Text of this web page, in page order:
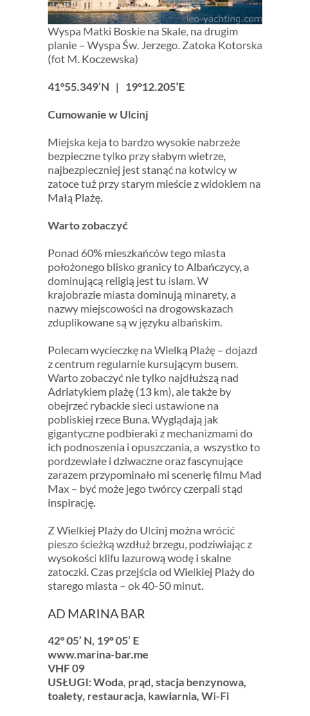
Wyspa Matki Boskie na Skale, na drugim
planie – Wyspa Św. Jerzego. Zatoka Kotorska
(fot M. Koczewska)
41°55.349’N | 19°12.205’E
Cumowanie w Ulcinj
Miejska keja to bardzo wysokie nabrzeże
bezpieczne tylko przy słabym wietrze,
najbezpieczniej jest stanąć na kotwicy w
zatoce tuż przy starym mieście z widokiem na
Małą Plażę.
Warto zobaczyć
Ponad 60% mieszkańców tego miasta
położonego blisko granicy to Albańczycy, a
dominującą religią jest tu islam. W
krajobrazie miasta dominują minarety, a
nazwy miejscowości na drogowskazach
zduplikowane są w języku albańskim.
Polecam wycieczkę na Wielką Plażę – dojazd
z centrum regularnie kursującym busem.
Warto zobaczyć nie tylko najdłuższą nad
Adriatykiem plażę (13 km), ale także by
obejrzeć rybackie sieci ustawione na
pobliskiej rzece Buna. Wyglądają jak
gigantyczne podbieraki z mechanizmami do
ich podnoszenia i opuszczania, a wszystko to
pordzewiałe i dziwaczne oraz fascynujące
zarazem przypominało mi scenerię filmu Mad
Max – być może jego twórcy czerpali stąd
inspirację.
Z Wielkiej Plaży do Ulcinj można wrócić
pieszo ścieżką wzdłuż brzegu, podziwiając z
wysokości klifu lazurową wodę i skalne
zatoczki. Czas przejścia od Wielkiej Plaży do
starego miasta – ok 40-50 minut.
AD MARINA BAR
42º 05’ N, 19º 05’ E
www.marina-bar.me
VHF 09
USŁUGI: Woda, prąd, stacja benzynowa,
toalety, restauracja, kawiarnia, Wi-Fi